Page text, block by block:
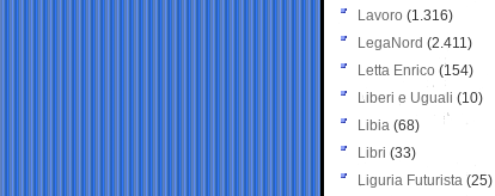
Lavoro (1.316)
LegaNord (2.411)
Letta Enrico (154)
Liberi e Uguali (10)
Libia (68)
Libri (33)
Liguria Futurista (25)